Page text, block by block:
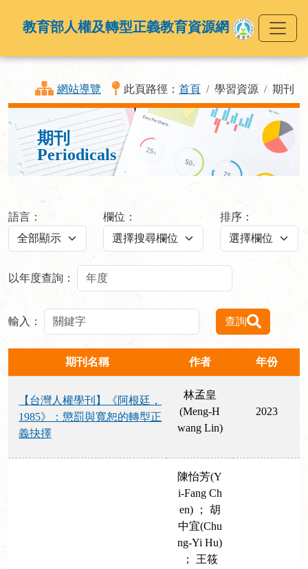
教育部人權及轉型正義教育資源網
網站導覽 此頁路徑： 首頁 學習資源 期刊
期刊
Periodicals
語言： 欄位： 排序：
以年度查詢：
輸入： 查詢
期刊名稱 作者 年份
【台灣人權學刊】《阿根廷，
1985》：懲罰與寬恕的轉型正
義抉擇
林孟皇
(Meng-H
wang Lin)
2023
陳怡芳(Y
i-Fang Ch
en) ； 胡
中宜(Chu
ng-Yi Hu)
； 王筱